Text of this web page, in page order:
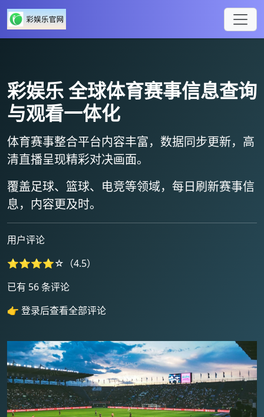
彩娱乐全球体育赛事信息查询
与观看一体化
体育赛事整合平台内容丰富，数据同步更新， 高
清直播呈现精彩对决画面。
覆盖足球、篮球、电竞等领域， 每日刷新赛事信
息，内容更及时。
用户评论
⭐⭐⭐⭐☆（4.5）
已有 56 条评论
👉 登录后查看全部评论